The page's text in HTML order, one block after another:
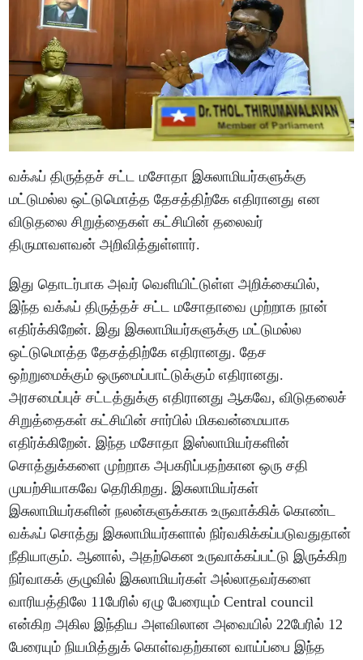
வக்ஃப் திருத்தச் சட்ட மசோதா இசுலாமியர்களுக்கு
மட்டுமல்ல ஒட்டுமொத்த தேசத்திற்கே எதிரானது என
விடுதலை சிறுத்தைகள் கட்சியின் தலைவர்
திருமாவளவன் அறிவித்துள்ளார்.
இது தொடர்பாக அவர் வெளியிட்டுள்ள அறிக்கையில்,
இந்த வக்ஃப் திருத்தச் சட்ட மசோதாவை முற்றாக நான்
எதிர்க்கிறேன். இது இசுலாமியர்களுக்கு மட்டுமல்ல
ஒட்டுமொத்த தேசத்திற்கே எதிரானது. தேச
ஒற்றுமைக்கும் ஒருமைப்பாட்டுக்கும் எதிரானது.
அரசமைப்புச் சட்டத்துக்கு எதிரானது ஆகவே, விடுதலைச்
சிறுத்தைகள் கட்சியின் சார்பில் மிகவன்மையாக
எதிர்க்கிறேன். இந்த மசோதா இஸ்லாமியர்களின்
சொத்துக்களை முற்றாக அபகரிப்பதற்கான ஒரு சதி
முயற்சியாகவே தெரிகிறது. இசுலாமியர்கள்
இசுலாமியர்களின் நலன்களுக்காக உருவாக்கிக் கொண்ட
வக்ஃப் சொத்து இசுலாமியர்களால் நிர்வகிக்கப்படுவதுதான்
நீதியாகும். ஆனால், அதற்கென உருவாக்கப்பட்டு இருக்கிற
நிர்வாகக் குழுவில் இசுலாமியர்கள் அல்லாதவர்களை
வாரியத்திலே 11பேரில் ஏழு பேரையும் Central council
என்கிற அகில இந்திய அளவிலான அவையில் 22பேரில் 12
பேரையும் நியமித்துக் கொள்வதற்கான வாய்ப்பை இந்த